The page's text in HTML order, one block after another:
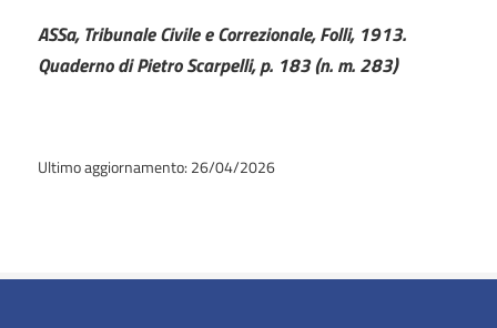
ASSa, Tribunale Civile e Correzionale, Folli, 1913.
Quaderno di Pietro Scarpelli, p. 183 (n. m. 283)
Ultimo aggiornamento: 26/04/2026